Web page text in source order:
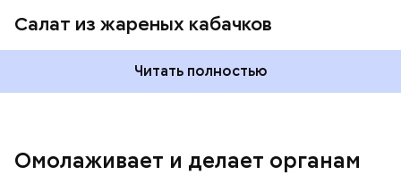
Салат из жареных кабачков
Читать полностью
Омолаживает и делает органам
кремний — укрепляет кости, зубы, волосы и
ногти и оказывает омолаживающее действие;
клетчатка — достаточно нежная и забирает
А врач-эндокринолог Алексей Калинчев рассказал,
что существует множество блюд, где используют